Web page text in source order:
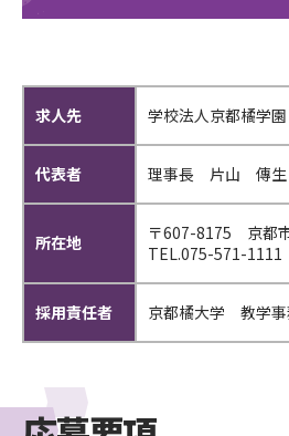
求人先 学校法人京都橘学
代表者 理事長 片山 傳
所在地
〒607-8175 京都
TEL.075-571-1111
採用責任者 京都橘大学 教学